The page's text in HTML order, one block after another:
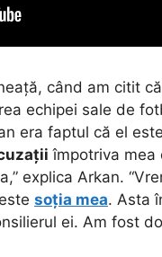
când am citit că
echipei sale de
era faptul că el
împotriva mea
explica Arkan.
soția mea. Asta
ei. Am fost